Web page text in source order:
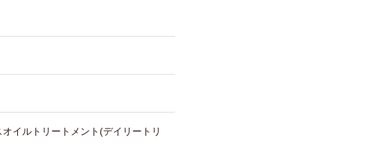
イルトリートメント(デイリートリ